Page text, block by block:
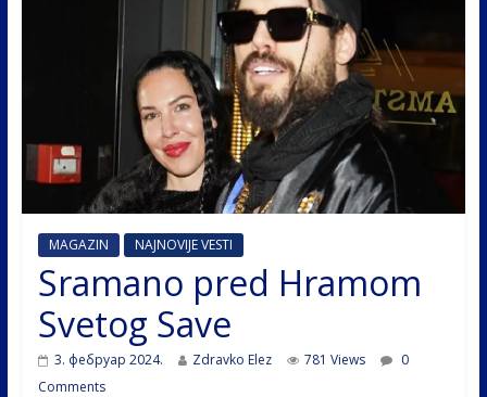
MAGAZIN NAJNOVIJE VESTI
Sramano pred Hramom
Svetog Save
3. фебруар 2024. Zdravko Elez 781 Views
0
Comments